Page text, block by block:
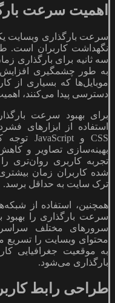
اهمیت سرعت
سرعت بارگذاری وبسایت
نگهداشت کاربران است.
سه ثانیه برای بارگذاری
به طور چشمگیری
موبایل‌ها که بسیاری از
دسترسی پیدا می‌کنند،
برای بهبود سرعت
استفاده از ابزارهای
CSS و JavaScript توجه کنید.
بهینه‌سازی تصاویر و
تجربه کاربری روان‌تری
شده کاربران زمان
ترک سایت به حداقل برسد.
سرورهای مختلف
محتوای وبسایت را تسریع
به موقعیت جغرافیایی
بارگذاری می‌شود.
طراحی رابط